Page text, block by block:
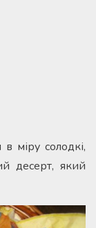
міру солодкі,
десерт, який